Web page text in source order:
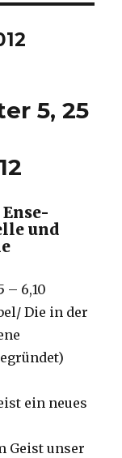
5, 25
und
– 6,10
Die in der
ein neues
Geist unser